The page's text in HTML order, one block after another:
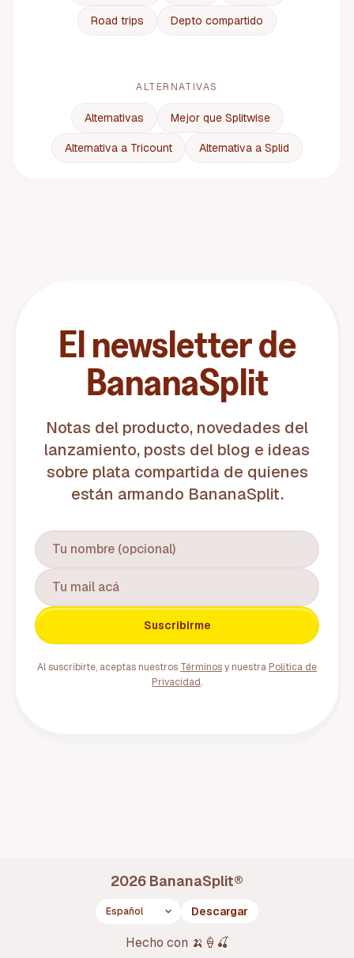
Road trips Depto compartido
ALTERNATIVAS
Alternativas Mejor que Splitwise
Alternativa a Tricount Alternativa a Splid
El newsletter de
BananaSplit
Notas del producto, novedades del
lanzamiento, posts del blog e ideas
sobre plata compartida de quienes
están armando BananaSplit.
Suscribirme
Al suscribirte, aceptas nuestros Términosy nuestra Política de
Privacidad.
2026 BananaSplit®
Idioma Descargar
Hecho con 🍌🍦🍒